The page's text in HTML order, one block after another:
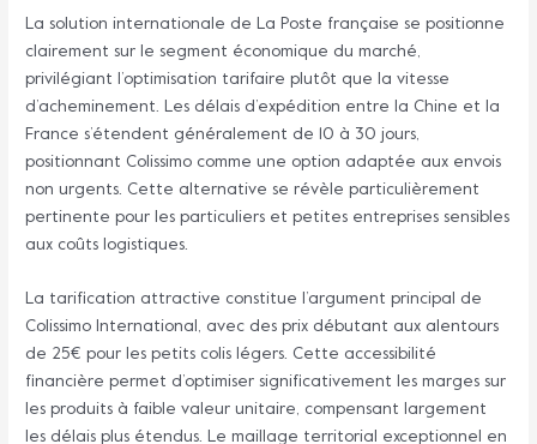
La solution internationale de La Poste française se positionne
clairement sur le segment économique du marché,
privilégiant l’optimisation tarifaire plutôt que la vitesse
d’acheminement. Les délais d’expédition entre la Chine et la
France s’étendent généralement de 10 à 30 jours,
positionnant Colissimo comme une option adaptée aux envois
non urgents. Cette alternative se révèle particulièrement
pertinente pour les particuliers et petites entreprises sensibles
aux coûts logistiques.
La tarification attractive constitue l’argument principal de
Colissimo International, avec des prix débutant aux alentours
de 25€ pour les petits colis légers. Cette accessibilité
financière permet d’optimiser significativement les marges sur
les produits à faible valeur unitaire, compensant largement
les délais plus étendus. Le maillage territorial exceptionnel en